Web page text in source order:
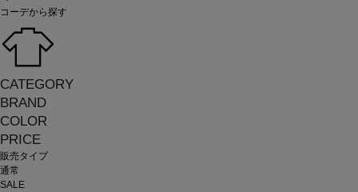
コーデから探す
CATEGORY
BRAND
COLOR
PRICE
販売タイプ
通常
SALE